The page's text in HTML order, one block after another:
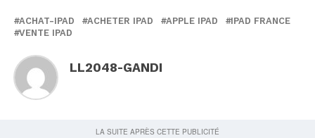
ACHAT-IPAD ACHETER IPAD APPLE IPAD
IPAD FRANCE
VENTE IPAD
LL2048-GANDI